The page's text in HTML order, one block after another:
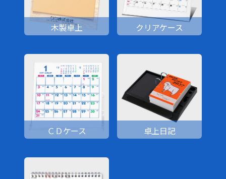
木製卓上 クリアケース
ＣＤケース 卓上日記